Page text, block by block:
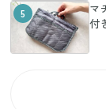
5
マ
付